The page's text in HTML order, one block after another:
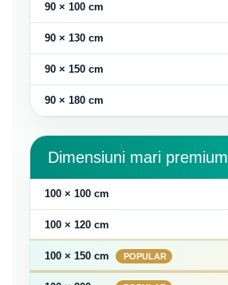
90 × 100 cm
90 × 130 cm
90 × 150 cm
90 × 180 cm
Dimensiuni mari premium
100 × 100 cm
100 × 120 cm
100 × 150 cm